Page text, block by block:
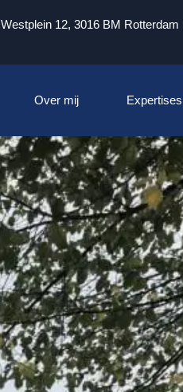
Westplein 12, 3016 BM Rotterdam
Over mij Expertises